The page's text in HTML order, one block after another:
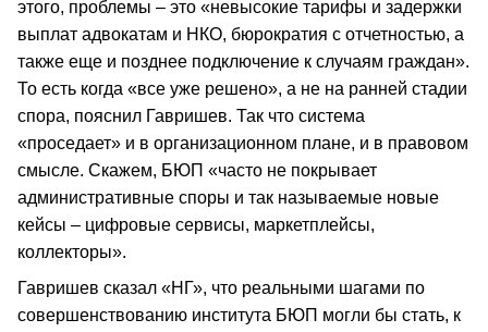
этого, проблемы – это «невысокие тарифы и задержки
выплат адвокатам и НКО, бюрократия с отчетностью, а
также еще и позднее подключение к случаям граждан».
То есть когда «все уже решено», а не на ранней стадии
спора, пояснил Гавришев. Так что система
«проседает» и в организационном плане, и в правовом
смысле. Скажем, БЮП «часто не покрывает
административные споры и так называемые новые
кейсы – цифровые сервисы, маркетплейсы,
коллекторы».
Гавришев сказал «НГ», что реальными шагами по
совершенствованию института БЮП могли бы стать, к